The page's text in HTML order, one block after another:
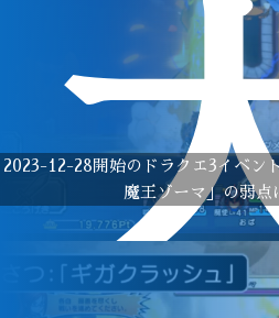
2023-12-28開始のドラクエ3イベン
魔王ゾーマ」の弱点